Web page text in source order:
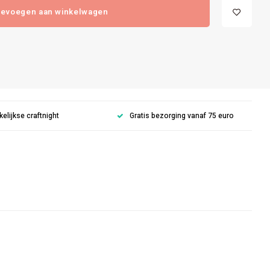
aan winkelwagen
craftnight Gratis bezorging vanaf 75 euro